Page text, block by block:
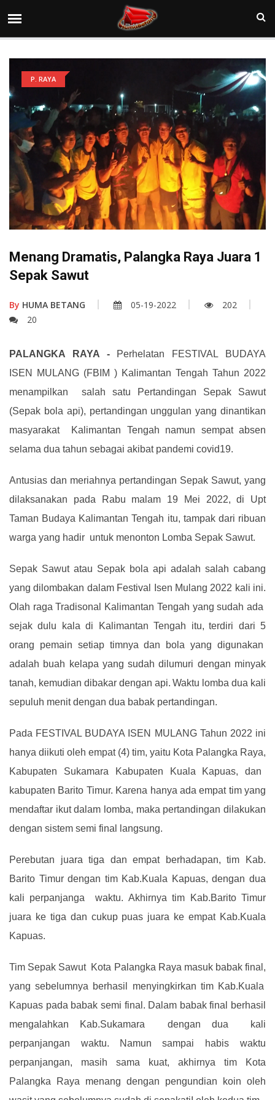
P. RAYA
Menang Dramatis, Palangka Raya Juara 1
Sepak Sawut
By HUMA BETANG 05-19-2022
202
20
PALANGKA RAYA -
Perhelatan FESTIVAL BUDAYA
ISEN MULANG (FBIM ) Kalimantan Tengah Tahun 2022
menampilkan salah satu Pertandingan Sepak Sawut
(Sepak bola api), pertandingan unggulan yang dinantikan
masyarakat Kalimantan Tengah namun sempat absen
selama dua tahun sebagai akibat pandemi covid19.
Antusias dan meriahnya pertandingan Sepak Sawut, yang
dilaksanakan pada
Rabu malam 19 Mei 2022, di Upt
Taman Budaya Kalimantan Tengah itu, tampak dari ribuan
warga yang hadir untuk menonton Lomba Sepak Sawut.
Sepak Sawut atau Sepak bola api adalah salah cabang
yang dilombakan dalam Festival Isen Mulang 2022 kali ini.
O lah raga Tradisonal Kalimantan Tengah yang sudah ada
sejak dulu kala di Kalimantan Tengah itu, terdiri dari 5
orang pemain setiap timnya dan bola yang digunakan
adalah buah kelapa yang sudah dilumuri dengan minyak
tanah, kemudian dibakar dengan api. Waktu lomba dua kali
sepuluh menit dengan dua babak pertandingan.
Pada FESTIVAL BUDAYA ISEN MULANG Tahun 2022 ini
hanya diikuti oleh empat (4) tim, yaitu Kota Palangka Raya,
Kabupaten Sukamara Kabupaten
Kuala Kapuas, dan
kabupaten Barito Timur. Karena hanya ada empat tim yang
mendaftar ikut dalam lomba, maka pertandingan dilakukan
dengan sistem semi final langsung.
Perebutan juara tiga dan empat berhadapan, tim Kab.
Barito Timur dengan tim Kab.Kuala Kapuas, dengan dua
kali perpanjanga waktu. Akhirnya tim Kab.Barito Timur
juara ke tiga dan cukup puas juara ke empat Kab.Kuala
Kapuas.
Tim Sepak Sawut Kota Palangka Raya masuk babak final ,
yang sebelumnya berhasil menyingkirkan tim Kab.Kuala
Kapuas pada babak semi final . Dalam babak final berhasil
mengalahkan Kab.Sukamara dengan dua kali
perpanjangan waktu. Namun sampai habis waktu
perpanjangan, masih sama kuat, akhirnya tim Kota
Palangka Raya menang dengan pengundian koin oleh